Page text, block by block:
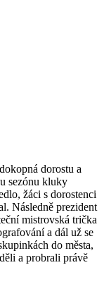
dorostu a
sezónu kluky
žáci s dorostenci
Následně prezident
mistrovská trička
a dál už se
do města,
a probrali právě